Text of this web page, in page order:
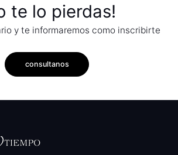
te lo pierdas!
y te informaremos como inscribirte
consultanos